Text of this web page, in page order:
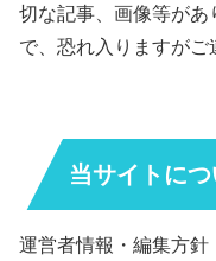
切な記事、画像等が
で、恐れ入りますがご
当サイトに
運営者情報・編集方針